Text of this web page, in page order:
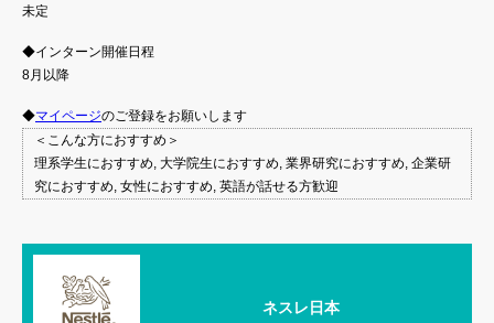
未定
◆インターン開催日程
8月以降
◆マイページのご登録をお願いします
＜こんな方におすすめ＞
理系学生におすすめ, 大学院生におすすめ, 業界研究におすすめ, 企業研
究におすすめ, 女性におすすめ, 英語が話せる方歓迎
ネスレ日本